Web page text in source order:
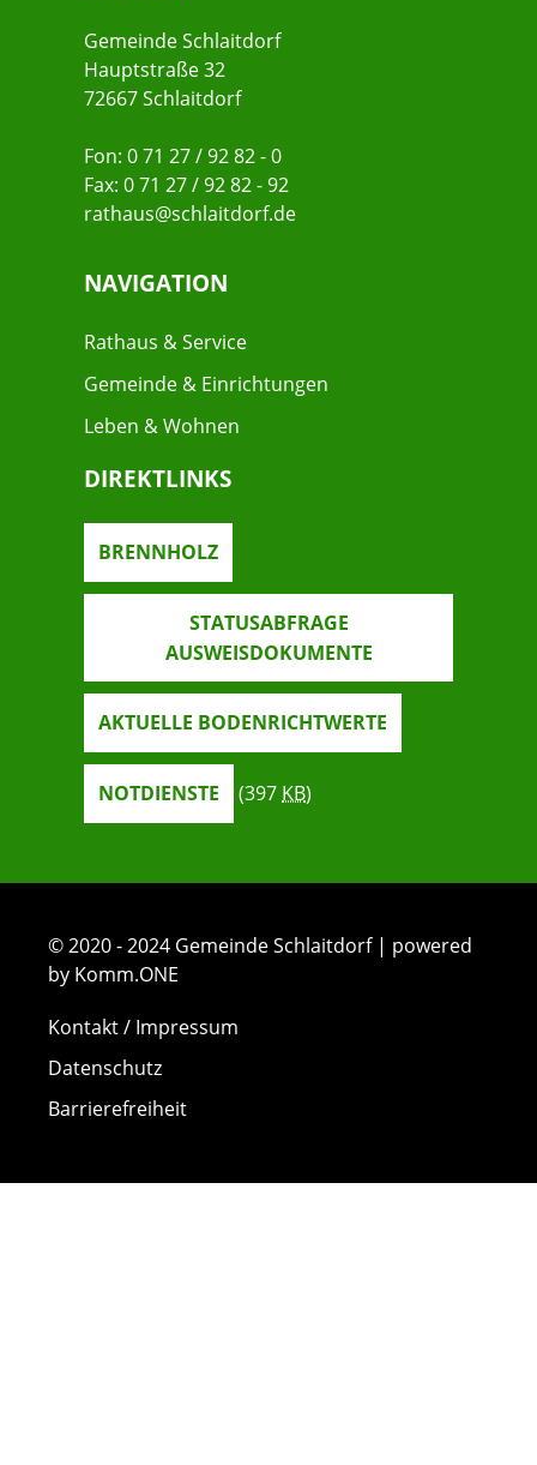
Gemeinde Schlaitdorf
Hauptstraße 32
72667 Schlaitdorf
Fon: 0 71 27 / 92 82 - 0
Fax: 0 71 27 / 92 82 - 92
rathaus@schlaitdorf.de
NAVIGATION
Rathaus & Service
Gemeinde & Einrichtungen
Leben & Wohnen
DIREKTLINKS
BRENNHOLZ
STATUSABFRAGE
AUSWEISDOKUMENTE
AKTUELLE BODENRICHTWERTE
NOTDIENSTE (397 KB)
© 2020 - 2024 Gemeinde Schlaitdorf | powered
by Komm.ONE
Kontakt / Impressum
Datenschutz
Barrierefreiheit